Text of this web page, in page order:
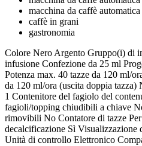
macchina da caffè automatica
caffè in grani
gastronomia
Colore Nero Argento Gruppo(i) di
infusione Confezione da 25 ml
Potenza max. 40 tazze da 120 ml/
da 120 ml/ora (uscita doppia
1 Contenitore del fagiolo del
fagioli/topping chiudibili a chiave
rimovibili No Contatore di tazze
decalcificazione Sì
Unità di controllo Elettronico